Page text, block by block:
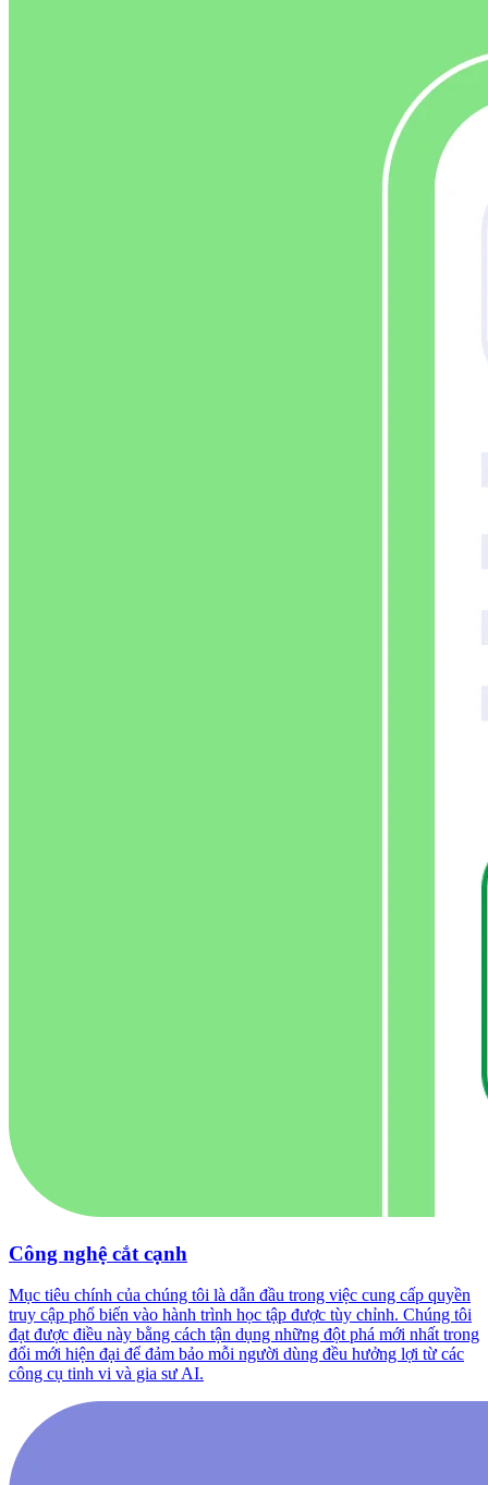
Công nghệ cắt cạnh
Mục tiêu chính của chúng tôi là dẫn đầu trong việc cung cấp quyền
truy cập phổ biến vào hành trình học tập được tùy chỉnh. Chúng tôi
đạt được điều này bằng cách tận dụng những đột phá mới nhất trong
đổi mới hiện đại để đảm bảo mỗi người dùng đều hưởng lợi từ các
công cụ tinh vi và gia sư AI.